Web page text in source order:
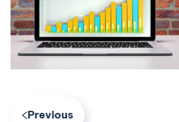
Previous